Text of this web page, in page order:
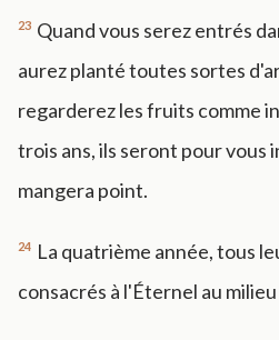
23 Quand vous serez entrés
aurez planté toutes sortes
regarderez les fruits comme
trois ans, ils seront pour vous
mangera point.
24 La quatrième année, tous
consacrés à l'Éternel au